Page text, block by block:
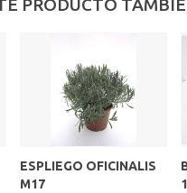
PRODUCTO
ESPLIEGO OFICINALIS
M17